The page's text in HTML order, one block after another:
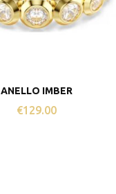
ANELLO IMBER
€129.00